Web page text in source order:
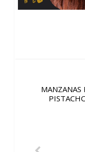
MANZANAS